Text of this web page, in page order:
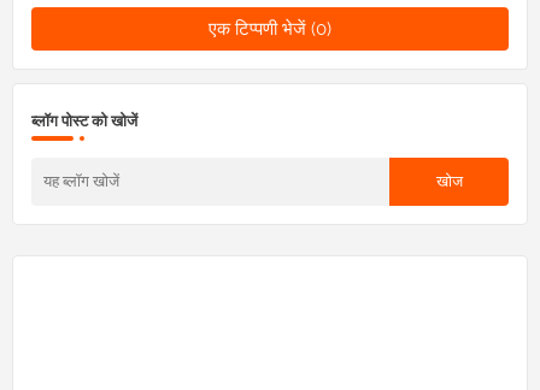
एक टिप्पणी भेजें (0)
ब्लॉग पोस्ट को खोजें